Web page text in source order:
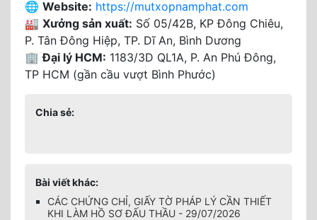
🌐 Website: https://mutxopnamphat.com
🏭 Xưởng sản xuất: Số 05/42B, KP Đông Chiêu,
P. Tân Đông Hiệp, TP. Dĩ An, Bình Dương
🏢Đại lý HCM: 1183/3D QL1A, P. An Phú Đông,
TP HCM (gần cầu vượt Bình Phước)
Chia sẻ:
Bài viết khác:
CÁC CHỨNG CHỈ, GIẤY TỜ PHÁP LÝ CẦN THIẾT
KHI LÀM HỒ SƠ ĐẤU THẦU - 29/07/2026